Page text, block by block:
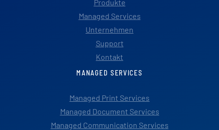
Produkte
Managed Services
Unternehmen
Support
Kontakt
MANAGED SERVICES
Managed Print Services
Managed Document Services
Managed Communication Services